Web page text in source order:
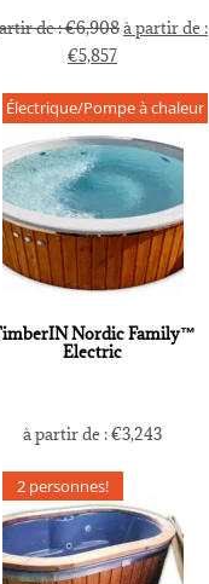
de :€6,908à partir de :
€5,857
Électrique/Pompe à chaleur
Nordic Family™
Electric
à partir de :€3,243
2 personnes!